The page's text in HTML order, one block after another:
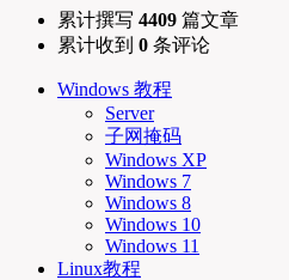
累计撰写 4409 篇文章
累计收到 0 条评论
Windows 教程
Server
子网掩码
Windows XP
Windows 7
Windows 8
Windows 10
Windows 11
Linux教程